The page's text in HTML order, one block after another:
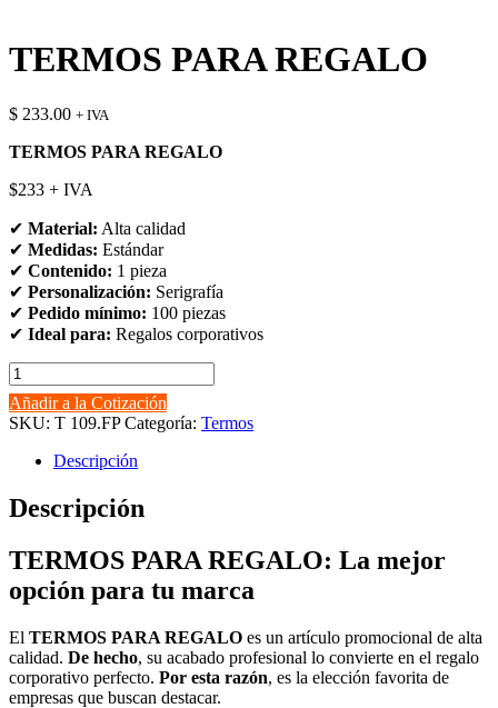
TERMOS PARA REGALO
$ 233.00 + IVA
TERMOS PARA REGALO
$233 + IVA
✔ Material: Alta calidad
✔ Medidas: Estándar
✔ Contenido: 1 pieza
✔ Personalización: Serigrafía
✔ Pedido mínimo: 100 piezas
✔ Ideal para: Regalos corporativos
TERMOS
PARA
REGALO
cantidad
Añadir a la Cotización
SKU: T 109.FP Categoría: Termos
Descripción
Descripción
TERMOS PARA REGALO: La mejor
opción para tu marca
El TERMOS PARA REGALO es un artículo promocional de alta
calidad. De hecho, su acabado profesional lo convierte en el regalo
corporativo perfecto. Por esta razón, es la elección favorita de
empresas que buscan destacar.